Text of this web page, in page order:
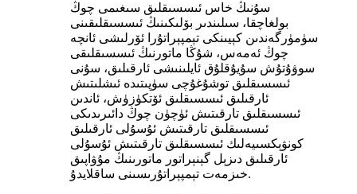
سۇنىڭ خاس ئىسسىقلىق سىغىمى چوڭ
بولغاچقا، سىلىندىر بۆلىكىنىڭ ئىسسىقلىقىنى
سۈمۈرگەندىن كېيىنكى تېمپېراتۇرا ئۆرلىشى ئانچە
چوڭ ئەمەس، شۇڭا ماتورنىڭ ئىسسىقلىقى
سوۋۇتۇش سۇيۇقلۇق ئايلىنىشى ئارقىلىق، سۇنى
ئىسسىقلىق توشۇغۇچى سۈپىتىدە ئىشلىتىش
ئارقىلىق ئىسسىقلىق ئۆتكۈزۈش، ئاندىن
ئىسسىقلىق تارقىتىش ئۈچۈن چوڭ دائىرىدىكى
ئىسسىقلىق تارقىتىش ئۇسۇلى ئارقىلىق
كونۋېكسىيەلىك ئىسسىقلىق تارقىتىش ئۇسۇلى
ئارقىلىق دىزېل گېنېراتور ماتورىنىڭ مۇۋاپىق
خىزمەت تېمپېراتۇرىسىنى ساقلايدۇ.